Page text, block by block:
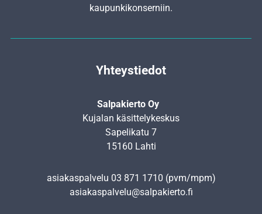
kaupunkikonserniin.
Yhteystiedot
Salpakierto Oy
Kujalan käsittelykeskus
Sapelikatu 7
15160 Lahti
asiakaspalvelu 03 871 1710 (pvm/mpm)
asiakaspalvelu@salpakierto.fi